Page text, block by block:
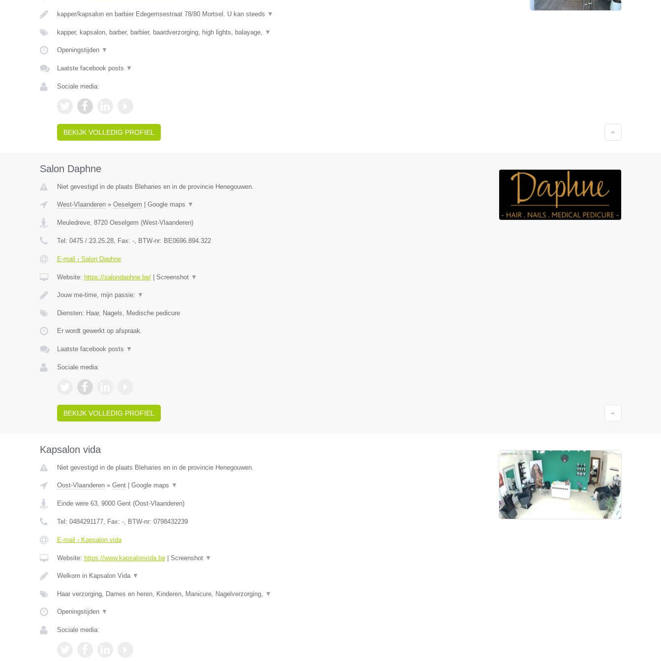
kapper/kapsalon en barbier Edegemsestraat 78/80 Mortsel. U kan steeds ▼
kapper, kapsalon, barber, barbier, baardverzorging, high lights, balayage, ▼
Openingstijden ▼
Laatste facebook posts ▼
Sociale media:
BEKIJK VOLLEDIG PROFIEL
Salon Daphne
Niet gevestigd in de plaats Bleharies en in de provincie Henegouwen.
West-Vlaanderen» Oeselgem Google maps ▼
Meuledreve, 8720 Oeselgem (West-Vlaanderen)
Tel: 0475 / 23.25.28, Fax: -, BTW-nr: BE0696.894.322
E-mail › Salon Daphne
Website: https://salondaphne.be/| Screenshot ▼
Jouw me-time, mijn passie: ▼
Diensten: Haar, Nagels, Medische pedicure
Er wordt gewerkt op afspraak.
Laatste facebook posts ▼
Sociale media:
BEKIJK VOLLEDIG PROFIEL
Kapsalon vida
Niet gevestigd in de plaats Bleharies en in de provincie Henegouwen.
Oost-Vlaanderen» Gent| Google maps ▼
Einde were 63, 9000 Gent(Oost-Vlaanderen)
Tel: 0484291177, Fax: -, BTW-nr: 0798432239
E-mail › Kapsalon vida
Website: https://www.kapsalonvida.be| Screenshot ▼
Welkom in Kapsalon Vida ▼
Haar verzorging, Dames en heren, Kinderen, Manicure, Nagelverzorging, ▼
Openingstijden ▼
Sociale media: